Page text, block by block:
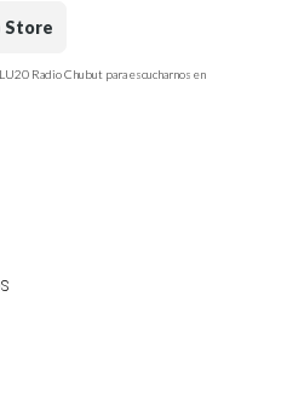
Store
Radio Chubut para escucharnos en